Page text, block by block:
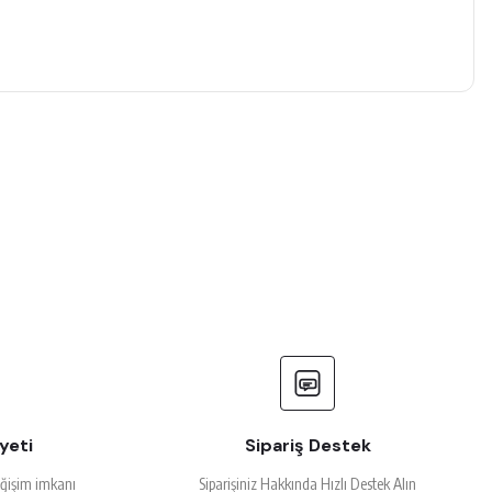
imkanı
Sipariş Destek
Siparişiniz Hakkında Hızlı Destek Alın